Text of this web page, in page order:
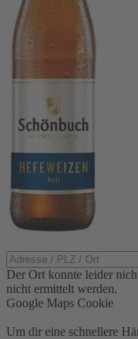
Der Ort konnte leider
nicht ermittelt werden.
Google Maps Cookie
Um dir eine schnellere